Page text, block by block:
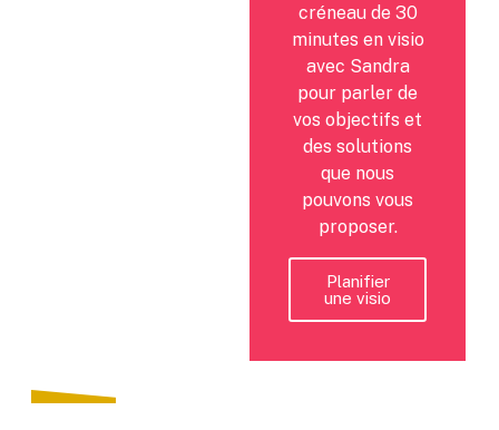
créneau de 30
minutes en visio
avec Sandra
pour parler de
vos objectifs et
des solutions
que nous
pouvons vous
proposer.
Planifier
une visio